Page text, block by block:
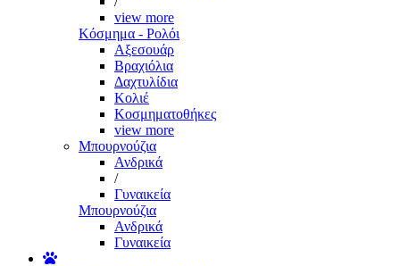
view more
Κόσμημα - Ρολόι
Αξεσουάρ
Βραχιόλια
Δαχτυλίδια
Κολιέ
Κοσμηματοθήκες
view more
Μπουρνούζια
Ανδρικά
/
Γυναικεία
Μπουρνούζια
Ανδρικά
Γυναικεία